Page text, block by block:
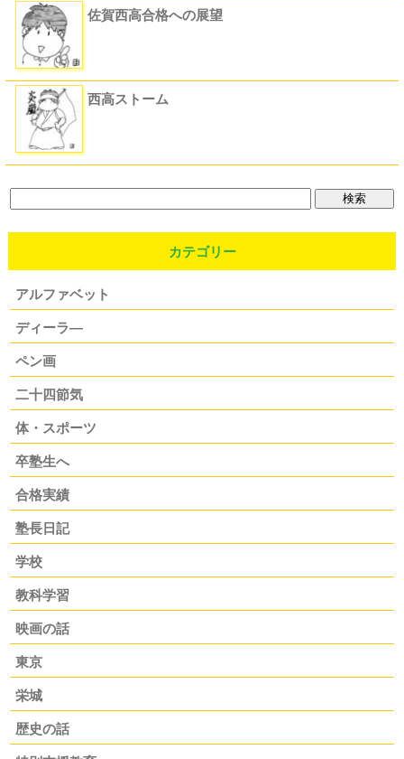
佐賀西高合格への展望
西高ストーム
カテゴリー
アルファベット
ディーラ―
ペン画
二十四節気
体・スポーツ
卒塾生へ
合格実績
塾長日記
学校
教科学習
映画の話
東京
栄城
歴史の話